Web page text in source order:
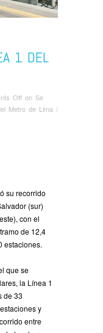
1 DEL
Off on Se
Metro de Lima /
su recorrido
(sur)
con el
de 12,4
estaciones.
que se
la Línea 1
de 33
y
entre